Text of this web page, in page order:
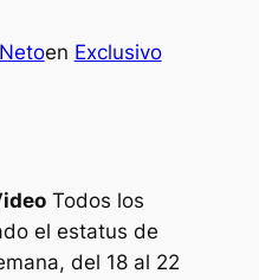
en Exclusivo
Todos los
el estatus de
del 18 al 22